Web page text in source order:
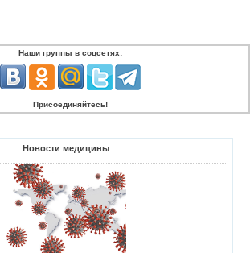
Наши группы в соцсетях:
Присоединяйтесь!
Новости медицины